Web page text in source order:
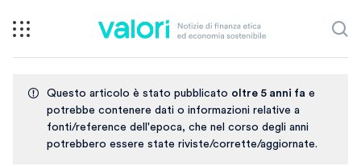
Questo articolo è stato pubblicato oltre 5 anni fa e
potrebbe contenere dati o informazioni relative a
fonti/reference dell'epoca, che nel corso degli anni
potrebbero essere state riviste/corrette/aggiornate.